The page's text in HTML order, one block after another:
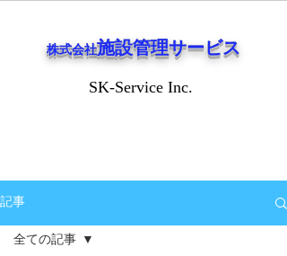
株式会社施設管理サービス
SK-Service Inc.
SK-Service Inc.
記事
全ての記事